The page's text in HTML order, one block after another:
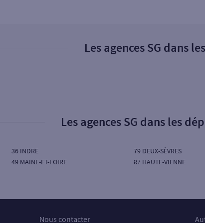
13H30 à 17H45
Les agences SG dans
Les agences SG dans les
36 INDRE
49 MAINE-ET-LOIRE
79 DEUX-SÈVRES
87 HAUTE-VIENNE
Nous contacter